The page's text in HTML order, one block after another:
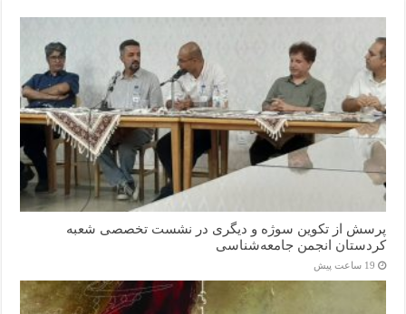
پرسش از تکوین سوژه و دیگری در نشست تخصصی شعبه
کردستان انجمن جامعه‌شناسی
19 ساعت پیش